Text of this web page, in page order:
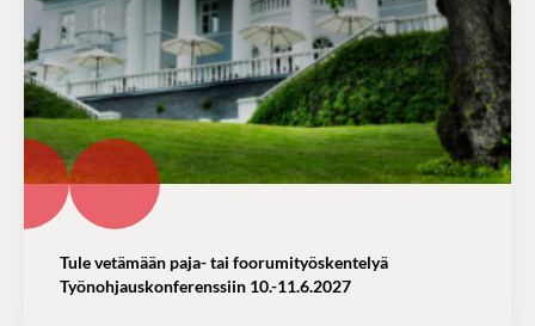
Tule vetämään paja- tai foorumityöskentelyä
Työnohjauskonferenssiin 10.-11.6.2027